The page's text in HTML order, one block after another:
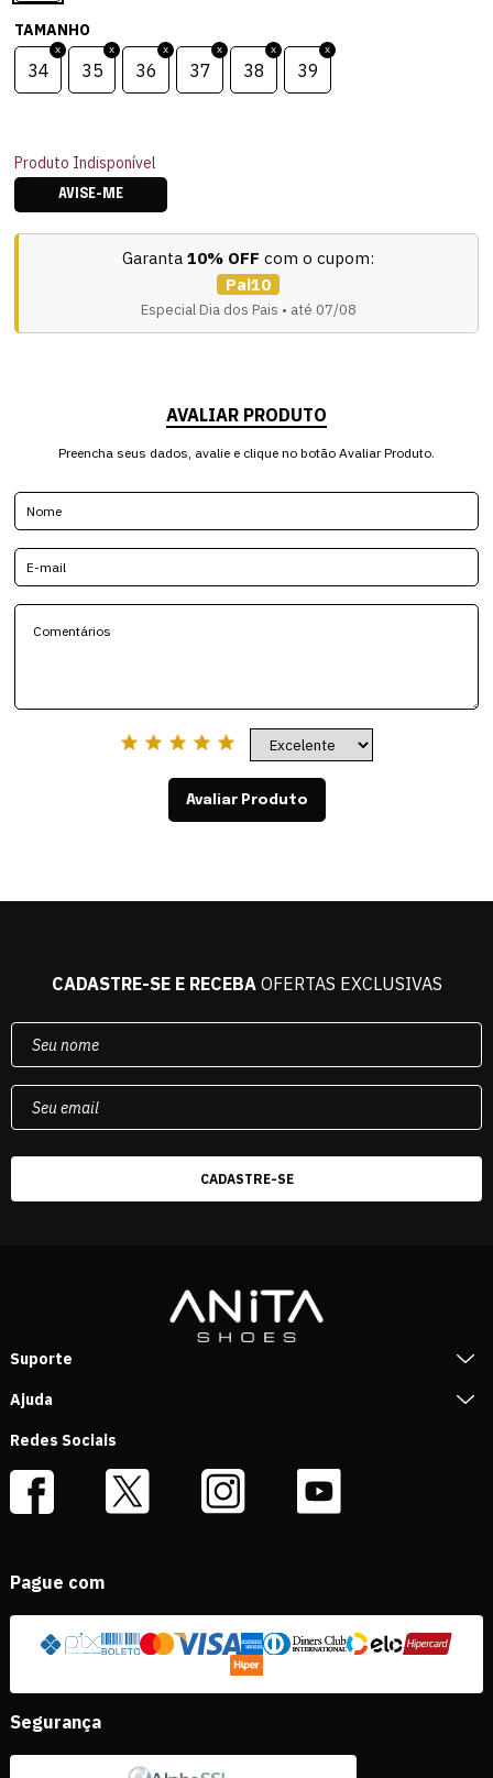
TAMANHO
34 35 36 37 38 39
Produto Indisponível
AVISE-ME
Garanta 10% OFF com o cupom:
Pai10
Especial Dia dos Pais • até 07/08
AVALIAR PRODUTO
Preencha seus dados, avalie e clique no botão Avaliar Produto.
Avaliar Produto
CADASTRE-SE E RECEBAOFERTAS EXCLUSIVAS
Suporte
Ajuda
Redes Sociais
Pague com
Segurança